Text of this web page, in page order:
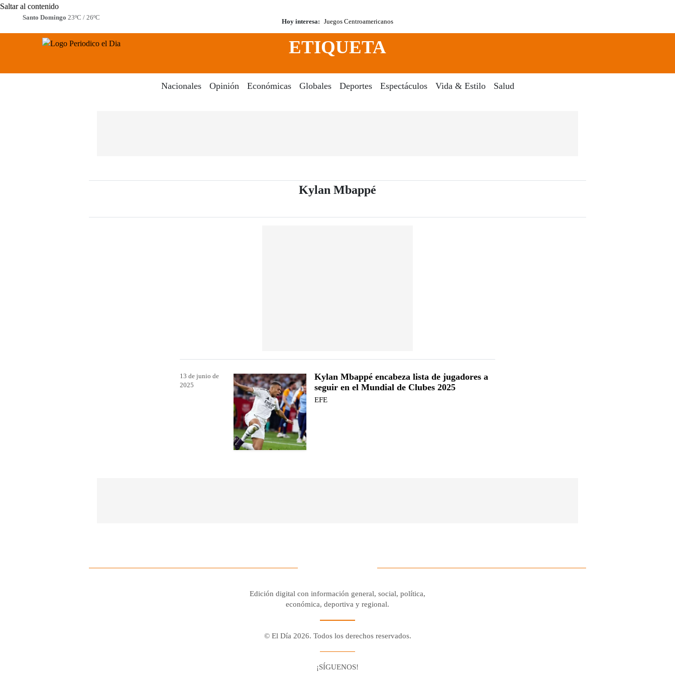
Saltar al contenido
Santo Domingo 23ºC / 26ºC
Hoy interesa: Juegos Centroamericanos
Search
ETIQUETA
Nacionales Opinión Económicas Globales Deportes Espectáculos Vida & Estilo Salud
Kylan Mbappé
13 de junio de
2025
Kylan Mbappé encabeza lista de jugadores a
seguir en el Mundial de Clubes 2025
EFE
Edición digital con información general, social, política,
económica, deportiva y regional.
© El Día 2026. Todos los derechos reservados.
¡SÍGUENOS!